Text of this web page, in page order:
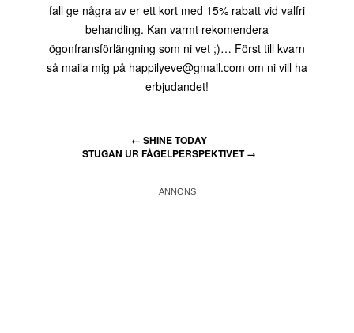
fall ge några av er ett kort med 15% rabatt vid valfri
behandling. Kan varmt rekomendera
ögonfransförlängning som ni vet ;)… Först till kvarn
så maila mig på happilyeve@gmail.com om ni vill ha
erbjudandet!
← SHINE TODAY
STUGAN UR FÅGELPERSPEKTIVET→